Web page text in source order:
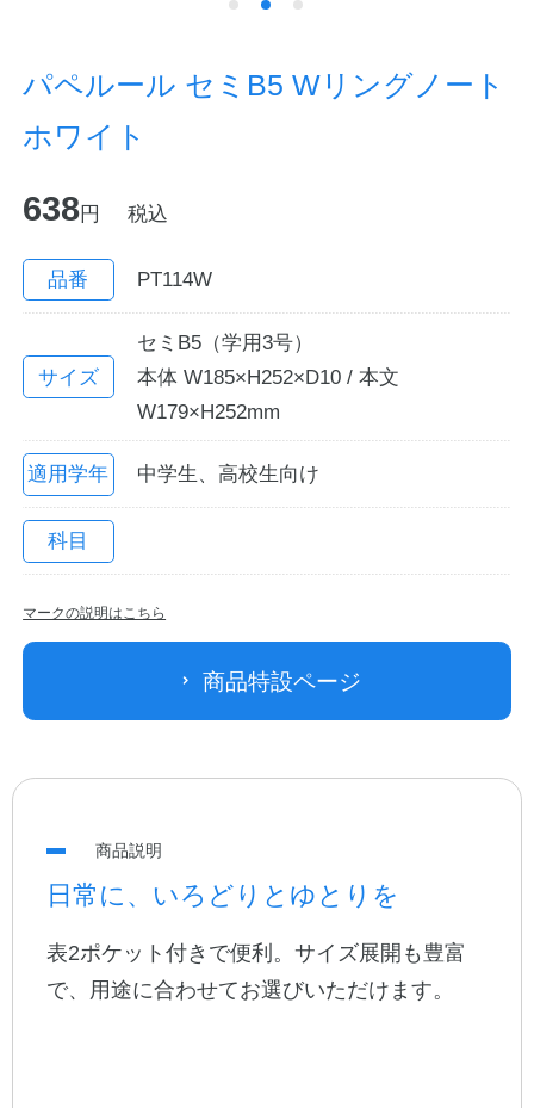
企業情報
カタログ
English
法人のお客様へ
公式アカウント
日本ノート
パペルール セミB5 Wリングノート
ホワイト
638円 税込
品番 PT114W
サイズ
セミB5（学用3号）
本体 W185×H252×D10 / 本文
W179×H252mm
適用学年 中学生、高校生向け
科目
マークの説明はこちら
商品特設ページ
商品説明
日常に、いろどりとゆとりを
表2ポケット付きで便利。サイズ展開も豊富
で、用途に合わせてお選びいただけます。